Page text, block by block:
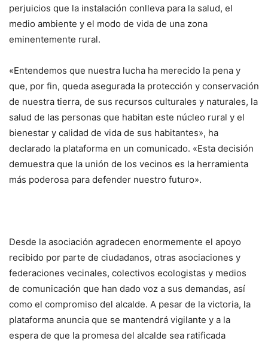
perjuicios que la instalación conlleva para la salud, el
medio ambiente y el modo de vida de una zona
eminentemente rural.
«Entendemos que nuestra lucha ha merecido la pena y
que, por fin, queda asegurada la protección y conservación
de nuestra tierra, de sus recursos culturales y naturales, la
salud de las personas que habitan este núcleo rural y el
bienestar y calidad de vida de sus habitantes», ha
declarado la plataforma en un comunicado. «Esta decisión
demuestra que la unión de los vecinos es la herramienta
más poderosa para defender nuestro futuro».
Desde la asociación agradecen enormemente el apoyo
recibido por parte de ciudadanos, otras asociaciones y
federaciones vecinales, colectivos ecologistas y medios
de comunicación que han dado voz a sus demandas, así
como el compromiso del alcalde. A pesar de la victoria, la
plataforma anuncia que se mantendrá vigilante y a la
espera de que la promesa del alcalde sea ratificada